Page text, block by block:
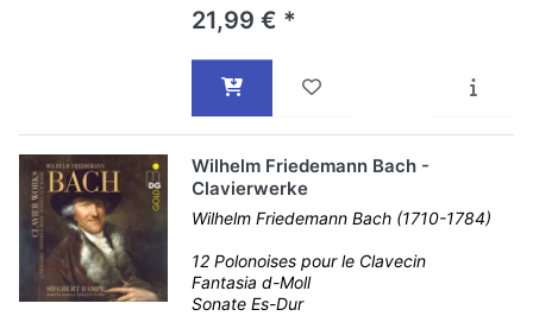
21,99 € *
Wilhelm Friedemann Bach -
Clavierwerke
Wilhelm Friedemann Bach (1710-1784)
12 Polonoises pour le Clavecin
Fantasia d-Moll
Sonate Es-Dur